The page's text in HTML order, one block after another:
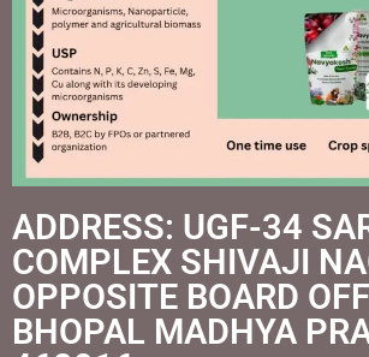
ADDRESS: UGF-34
COMPLEX SHIVAJI
OPPOSITE BOARD
BHOPAL MADHYA